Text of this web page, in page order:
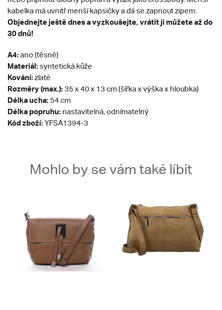
kabelka má uvnitř menší kapsičky a dá se zapnout zipem.
Objednejte ještě dnes a vyzkoušejte, vrátit ji můžete až do
30 dnů!
A4: ano (těsně)
Materiál: syntetická kůže
Kování: zlaté
Rozměry (max.): 35 x 40 x 13 cm (šířka x výška x hloubka)
Délka ucha: 54 cm
Délka popruhu: nastavitelná, odnímatelný
Kód zboží: YFSA1394-3
Mohlo by se vám také líbit